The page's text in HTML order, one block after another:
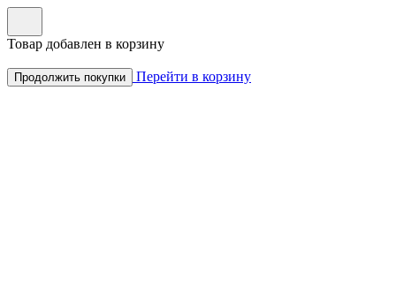
Товар добавлен в корзину
Продолжить покупки Перейти в корзину